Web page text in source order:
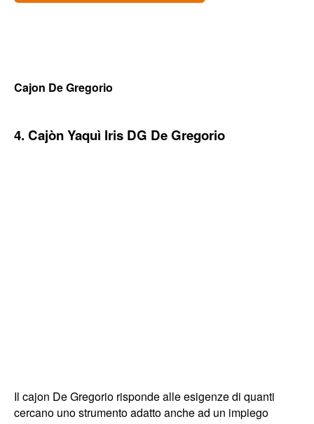
Cajon De Gregorio
4. Cajòn Yaquì Iris DG De Gregorio
Il cajon De Gregorio risponde alle esigenze di quanti
cercano uno strumento adatto anche ad un impiego